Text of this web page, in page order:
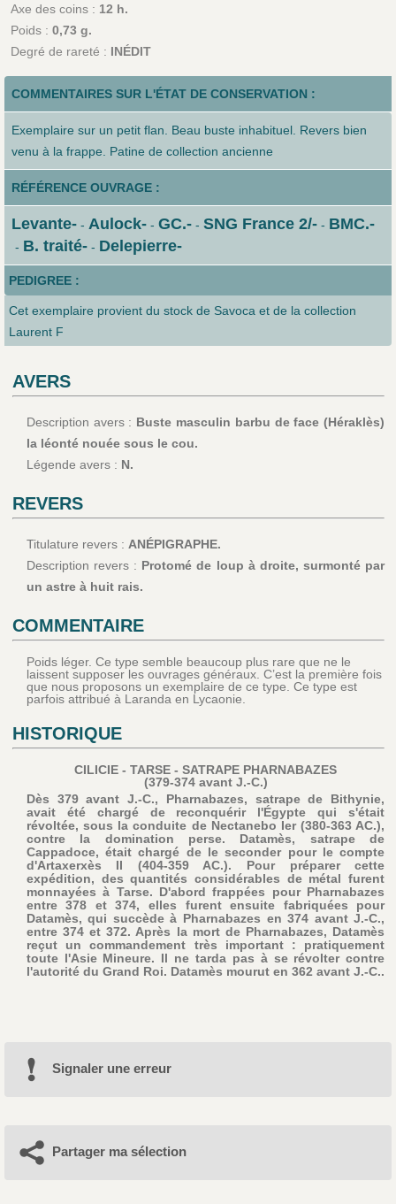
Axe des coins : 12 h.
Poids : 0,73 g.
Degré de rareté : INÉDIT
COMMENTAIRES SUR L'ÉTAT DE CONSERVATION :
Exemplaire sur un petit flan. Beau buste inhabituel. Revers bien
venu à la frappe. Patine de collection ancienne
RÉFÉRENCE OUVRAGE :
Levante-- Aulock-- GC.-- SNG France 2/-- BMC.-
- B. traité-- Delepierre-
PEDIGREE :
Cet exemplaire provient du stock de Savoca et de la collection
Laurent F
AVERS
Description avers : Buste masculin barbu de face (Héraklès)
la léonté nouée sous le cou.
Légende avers : N.
REVERS
Titulature revers : ANÉPIGRAPHE.
Description revers : Protomé de loup à droite, surmonté par
un astre à huit rais.
COMMENTAIRE
Poids léger. Ce type semble beaucoup plus rare que ne le
laissent supposer les ouvrages généraux. C’est la première fois
que nous proposons un exemplaire de ce type. Ce type est
parfois attribué à Laranda en Lycaonie.
HISTORIQUE
CILICIE - TARSE - SATRAPE PHARNABAZES
(379-374 avant J.-C.)
Dès 379 avant J.-C., Pharnabazes, satrape de Bithynie,
avait été chargé de reconquérir l'Égypte qui s'était
révoltée, sous la conduite de Nectanebo Ier (380-363 AC.),
contre la domination perse. Datamès, satrape de
Cappadoce, était chargé de le seconder pour le compte
d'Artaxerxès II (404-359 AC.). Pour préparer cette
expédition, des quantités considérables de métal furent
monnayées à Tarse. D'abord frappées pour Pharnabazes
entre 378 et 374, elles furent ensuite fabriquées pour
Datamès, qui succède à Pharnabazes en 374 avant J.-C.,
entre 374 et 372. Après la mort de Pharnabazes, Datamès
reçut un commandement très important : pratiquement
toute l'Asie Mineure. Il ne tarda pas à se révolter contre
l'autorité du Grand Roi. Datamès mourut en 362 avant J.-C..
Signaler une erreur
Partager ma sélection